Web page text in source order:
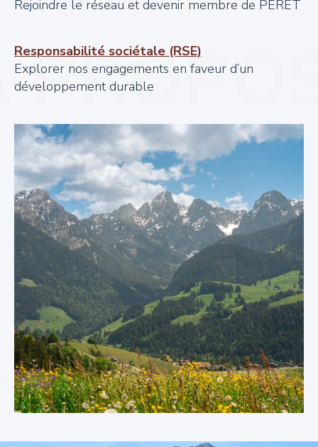
Rejoindre le réseau et devenir membre de PERET
Responsabilité sociétale (RSE)
Explorer nos engagements en faveur d’un
développement durable